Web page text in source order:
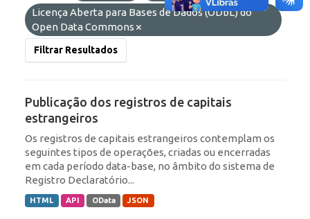
Licença Aberta para Bases de Dados (ODbL) do
Open Data Commons
Filtrar Resultados
Publicação dos registros de capitais
estrangeiros
Os registros de capitais estrangeiros contemplam os
seguintes tipos de operações, criadas ou encerradas
em cada período data-base, no âmbito do sistema de
Registro Declaratório...
HTML API OData JSON